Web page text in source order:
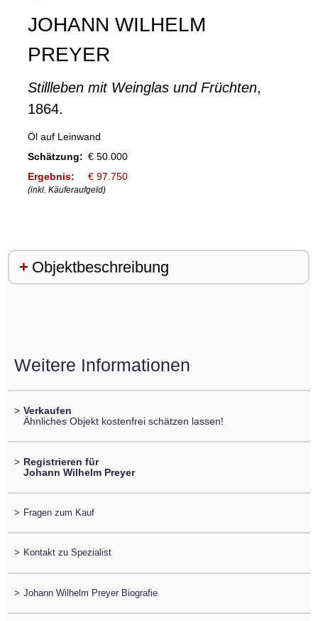
JOHANN WILHELM
PREYER
Stillleben mit Weinglas und Früchten,
1864.
Öl auf Leinwand
Schätzung: € 50.000
Ergebnis:
€ 97.750
(inkl. Käuferaufgeld)
Objektbeschreibung
Weitere Informationen
> Verkaufen
Ähnliches Objekt kostenfrei schätzen lassen!
> Registrieren für
Johann Wilhelm Preyer
> Fragen zum Kauf
> Kontakt zu Spezialist
> Johann Wilhelm Preyer Biografie